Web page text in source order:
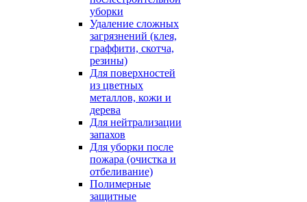
уборки
Удаление сложных
загрязнений (клея,
граффити, скотча,
резины)
Для поверхностей
из цветных
металлов, кожи и
дерева
Для нейтрализации
запахов
Для уборки после
пожара (очистка и
отбеливание)
Полимерные
защитные